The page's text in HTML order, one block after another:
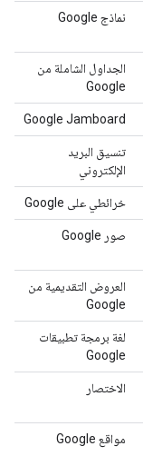
نماذج Google
الجداول الشاملة من
Google
Google Jamboard
تنسيق البريد
الإلكتروني
خرائطي على Google
صور Google‏‏
العروض التقديمية من
Google
لغة برمجة تطبيقات
Google
الاختصار
مواقع Google